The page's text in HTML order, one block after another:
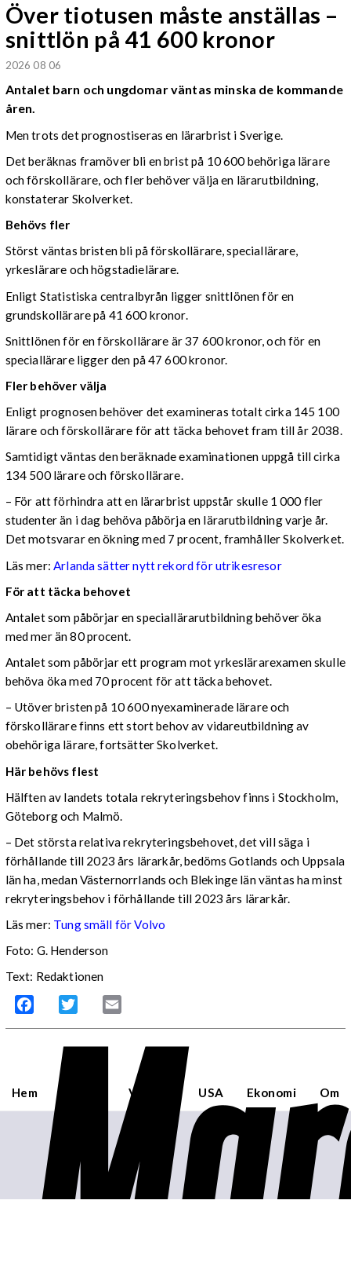
Över tiotusen måste anställas –
snittlön på 41 600 kronor
2026 08 06
Antalet barn och ungdomar väntas minska de kommande
åren.
Men trots det prognostiseras en lärarbrist i Sverige.
Det beräknas framöver bli en brist på 10 600 behöriga lärare
och förskollärare, och fler behöver välja en lärarutbildning,
konstaterar Skolverket.
Behövs fler
Störst väntas bristen bli på förskollärare, speciallärare,
yrkeslärare och högstadielärare.
Enligt Statistiska centralbyrån ligger snittlönen för en
grundskollärare på 41 600 kronor.
Snittlönen för en förskollärare är 37 600 kronor, och för en
speciallärare ligger den på 47 600 kronor.
Fler behöver välja
Enligt prognosen behöver det examineras totalt cirka 145 100
lärare och förskollärare för att täcka behovet fram till år 2038.
Samtidigt väntas den beräknade examinationen uppgå till cirka
134 500 lärare och förskollärare.
– För att förhindra att en lärarbrist uppstår skulle 1 000 fler
studenter än i dag behöva påbörja en lärarutbildning varje år.
Det motsvarar en ökning med 7 procent, framhåller Skolverket.
Läs mer:Arlanda sätter nytt rekord för utrikesresor
För att täcka behovet
Antalet som påbörjar en speciallärarutbildning behöver öka
med mer än 80 procent.
Antalet som påbörjar ett program mot yrkeslärarexamen skulle
behöva öka med 70 procent för att täcka behovet.
– Utöver bristen på 10 600 nyexaminerade lärare och
förskollärare finns ett stort behov av vidareutbildning av
obehöriga lärare, fortsätter Skolverket.
Här behövs flest
Hälften av landets totala rekryteringsbehov finns i Stockholm,
Göteborg och Malmö.
– Det största relativa rekryteringsbehovet, det vill säga i
förhållande till 2023 års lärarkår, bedöms Gotlands och Uppsala
län ha, medan Västernorrlands och Blekinge län väntas ha minst
rekryteringsbehov i förhållande till 2023 års lärarkår.
Läs mer: Tung smäll för Volvo
Foto: G. Henderson
Text: Redaktionen
Facebook Twitter
Hem Världen USA Ekonomi Om